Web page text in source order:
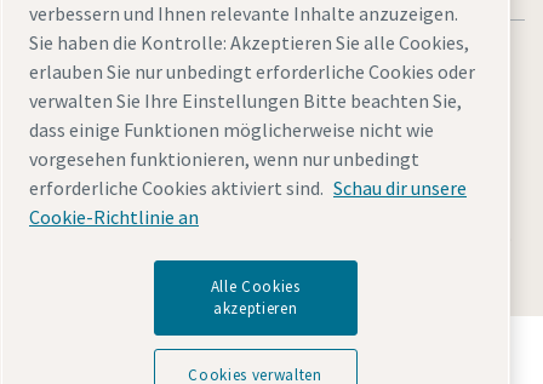
Allgemeine rechtliche Hinweise atlascopco.com
Cookies verwaltenBarrierefreiheitSitemap
© 2026 Atlas Copco (Schweiz) AG & Atlas Copco IAS GmbH &
Atlas Copco EPS GmbH
Entdecken Sie, wie die Atlas Copco Group
Technologien ermöglicht, die die Zukunft verändern.
verbessern und Ihnen relevante Inhalte anzuzeigen.
Sie haben die Kontrolle: Akzeptieren Sie alle Cookies,
erlauben Sie nur unbedingt erforderliche Cookies oder
verwalten Sie Ihre Einstellungen Bitte beachten Sie,
dass einige Funktionen möglicherweise nicht wie
vorgesehen funktionieren, wenn nur unbedingt
erforderliche Cookies aktiviert sind. Schau dir unsere
Cookie-Richtlinie an
Alle Cookies
akzeptieren
Cookies verwalten